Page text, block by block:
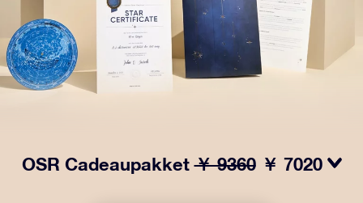
OSR Cadeaupakket￥ 9360 ￥ 7020